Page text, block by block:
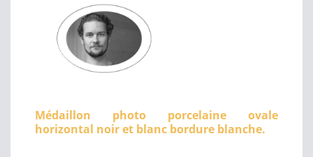
Médaillon photo porcelaine ovale
horizontal noir et blanc bordure blanche.